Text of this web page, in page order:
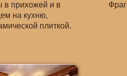
прихожей и в
на кухню,
плиткой.